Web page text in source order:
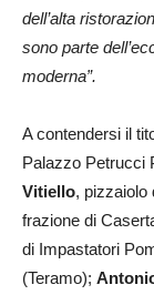
dell’alta
sono parte
moderna”.
A contendersi il
Palazzo Petrucci
Vitiello, pizzaiolo
frazione di
di Impastatori
(Teramo);